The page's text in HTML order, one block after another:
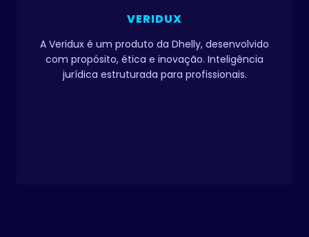
VERIDUX
A Veridux é um produto da Dhelly, desenvolvido
com propósito, ética e inovação. Inteligência
jurídica estruturada para profissionais.